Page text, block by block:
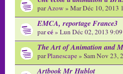
parAzow » Mar Déc 10, 2013
EMCA, reportage France3
parcé» Lun Déc 02, 2013
The Art of Animation and
parPlanescape» Sam Nov 23,
Artbook Mr Hublot